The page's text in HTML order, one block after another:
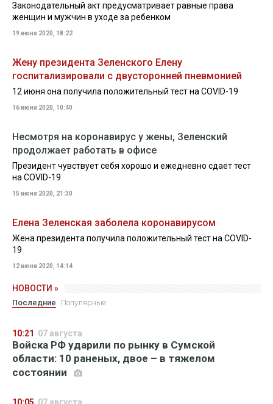
Законодательный акт предусматривает равные права
женщин и мужчин в уходе за ребенком
19 июня 2020, 18:22
Жену президента Зеленского Елену
госпитализировали с двусторонней пневмонией
12 июня она получила положительный тест на COVID-19
16 июня 2020, 10:40
Несмотря на коронавирус у жены, Зеленский
продолжает работать в офисе
Президент чувствует себя хорошо и ежедневно сдает тест
на COVID-19
15 июня 2020, 21:30
Елена Зеленская заболела коронавирусом
Жена президента получила положительный тест на COVID-
19
12 июня 2020, 14:14
НОВОСТИ »
Последние Популярные
10:21 07 августа
Войска РФ ударили по рынку в Сумской
области: 10 раненых, двое – в тяжелом
состоянии